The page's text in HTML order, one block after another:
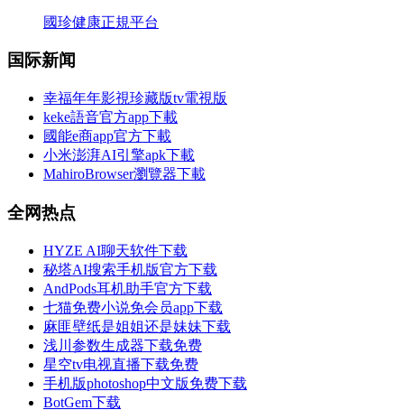
國珍健康正規平台
国际新闻
幸福年年影視珍藏版tv電視版
keke語音官方app下載
國能e商app官方下載
小米澎湃AI引擎apk下載
MahiroBrowser瀏覽器下載
全网热点
HYZE AI聊天软件下载
秘塔AI搜索手机版官方下载
AndPods耳机助手官方下载
七猫免费小说免会员app下载
麻匪壁纸是姐姐还是妹妹下载
浅川参数生成器下载免费
星空tv电视直播下载免费
手机版photoshop中文版免费下载
BotGem下载